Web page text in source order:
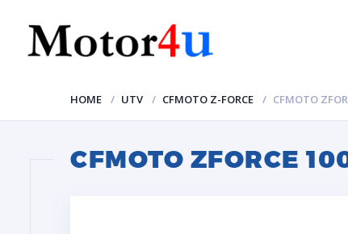
HOME UTV CFMOTO Z-FORCE CFMOTO
CFMOTO ZFORCE